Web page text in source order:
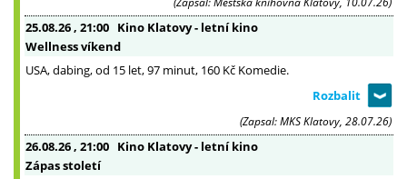
25.08.26 , 21:00 Kino Klatovy - letní kino
Wellness víkend
USA, dabing, od 15 let, 97 minut, 160 Kč Komedie.
(Zapsal: MKS Klatovy, 28.07.26)
26.08.26 , 21:00 Kino Klatovy - letní kino
Zápas století